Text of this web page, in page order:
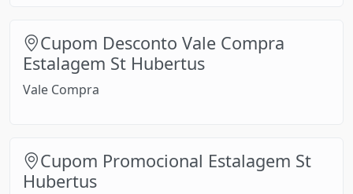
Cupom Desconto Vale Compra
Estalagem St Hubertus
Vale Compra
Cupom Promocional Estalagem St
Hubertus